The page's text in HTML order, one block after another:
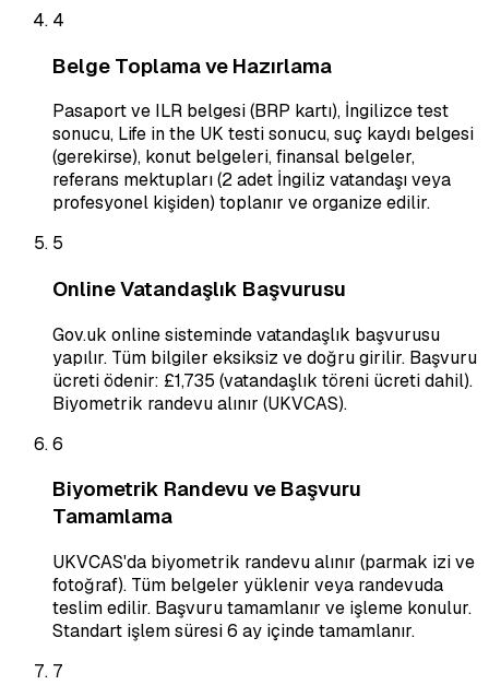
4
Belge Toplama ve Hazırlama
Pasaport ve ILR belgesi (BRP kartı), İngilizce test
sonucu, Life in the UK testi sonucu, suç kaydı belgesi
(gerekirse), konut belgeleri, finansal belgeler,
referans mektupları (2 adet İngiliz vatandaşı veya
profesyonel kişiden) toplanır ve organize edilir.
5
Online Vatandaşlık Başvurusu
Gov.uk online sisteminde vatandaşlık başvurusu
yapılır. Tüm bilgiler eksiksiz ve doğru girilir. Başvuru
ücreti ödenir: £1,735 (vatandaşlık töreni ücreti dahil).
Biyometrik randevu alınır (UKVCAS).
6
Biyometrik Randevu ve Başvuru
Tamamlama
UKVCAS'da biyometrik randevu alınır (parmak izi ve
fotoğraf). Tüm belgeler yüklenir veya randevuda
teslim edilir. Başvuru tamamlanır ve işleme konulur.
Standart işlem süresi 6 ay içinde tamamlanır.
7